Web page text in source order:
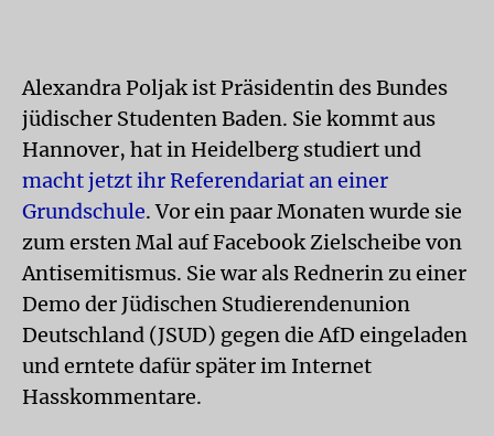
Alexandra Poljak ist Präsidentin des Bundes
jüdischer Studenten Baden. Sie kommt aus
Hannover, hat in Heidelberg studiert und
macht jetzt ihr Referendariat an einer
Grundschule. Vor ein paar Monaten wurde sie
zum ersten Mal auf Facebook Zielscheibe von
Antisemitismus. Sie war als Rednerin zu einer
Demo der Jüdischen Studierendenunion
Deutschland (JSUD) gegen die AfD eingeladen
und erntete dafür später im Internet
Hasskommentare.